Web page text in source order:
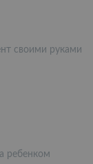
своими руками
ребенком